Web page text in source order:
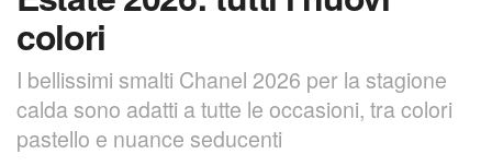
colori
I bellissimi smalti Chanel 2026 per la stagione
calda sono adatti a tutte le occasioni, tra colori
pastello e nuance seducenti